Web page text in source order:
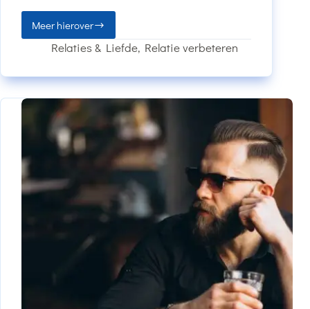
Meer hierover
Relaties & Liefde, Relatie verbeteren